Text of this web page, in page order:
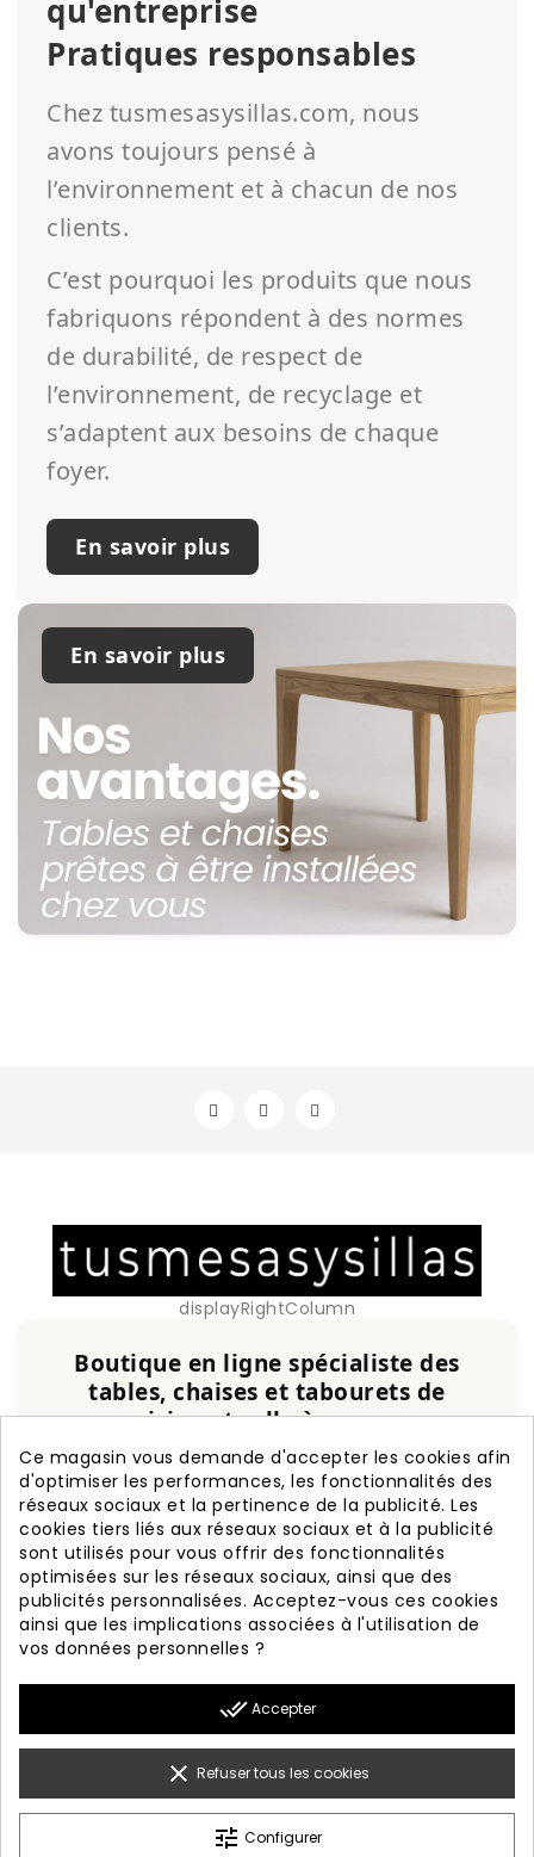
qu'entreprise
Pratiques responsables
Chez tusmesasysillas.com, nous
avons toujours pensé à
l’environnement et à chacun de nos
clients.
C’est pourquoi les produits que nous
fabriquons répondent à des normes
de durabilité, de respect de
l’environnement, de recyclage et
s’adaptent aux besoins de chaque
foyer.
En savoir plus
En savoir plus
displayRightColumn
Boutique en ligne spécialiste des
tables, chaises et tabourets de
cuisine et salle à manger
Service personnalisé, expérience et qualité
garanties.
+20 ans d'expérience
Fabrication nationale
Garantie de 3 ans
Livraison rapide
PRODUITS 

INFORMATION
© 2026 - Diseño Web By Optimiza
Ce magasin vous demande d'accepter les cookies afin
d'optimiser les performances, les fonctionnalités des
réseaux sociaux et la pertinence de la publicité. Les
cookies tiers liés aux réseaux sociaux et à la publicité
sont utilisés pour vous offrir des fonctionnalités
optimisées sur les réseaux sociaux, ainsi que des
publicités personnalisées. Acceptez-vous ces cookies
ainsi que les implications associées à l'utilisation de
vos données personnelles ?
done_all Accepter
clear Refuser tous les cookies
tune Configurer